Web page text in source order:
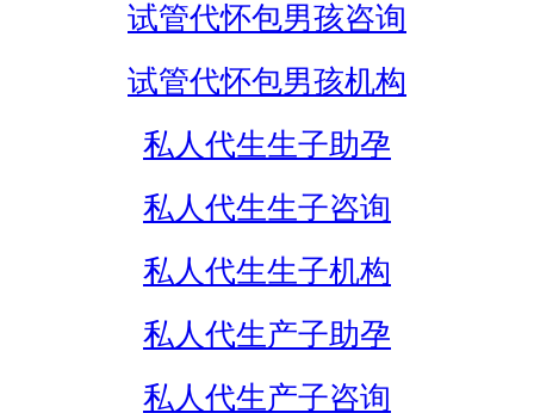
试管代怀包男孩咨询
试管代怀包男孩机构
私人代生生子助孕
私人代生生子咨询
私人代生生子机构
私人代生产子助孕
私人代生产子咨询